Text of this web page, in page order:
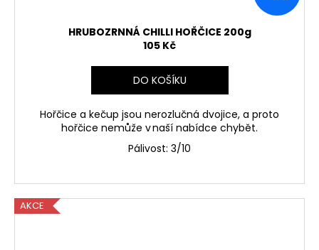
HRUBOZRNNÁ CHILLI HOŘČICE 200g
105 Kč
DO KOŠÍKU
Hořčice a kečup jsou nerozlučná dvojice, a proto
hořčice nemůže v naší nabídce chybět.
Pálivost: 3/10
AKCE